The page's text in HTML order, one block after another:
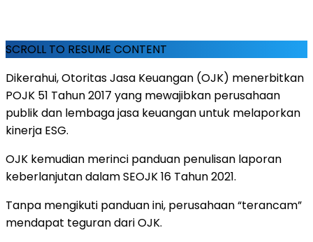
SCROLL TO RESUME CONTENT
Dikerahui, Otoritas Jasa Keuangan (OJK) menerbitkan
POJK 51 Tahun 2017 yang mewajibkan perusahaan
publik dan lembaga jasa keuangan untuk melaporkan
kinerja ESG.
OJK kemudian merinci panduan penulisan laporan
keberlanjutan dalam SEOJK 16 Tahun 2021.
Tanpa mengikuti panduan ini, perusahaan “terancam”
mendapat teguran dari OJK.